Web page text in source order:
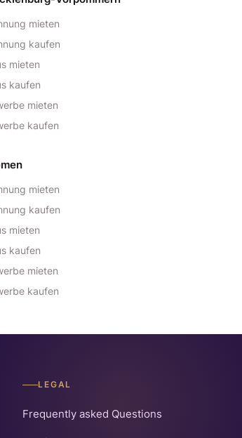
mieten
kaufen
mieten
kaufen
mieten
kaufen
mieten
kaufen
mieten
kaufen
mieten
kaufen
LEGAL
Frequently asked Questions